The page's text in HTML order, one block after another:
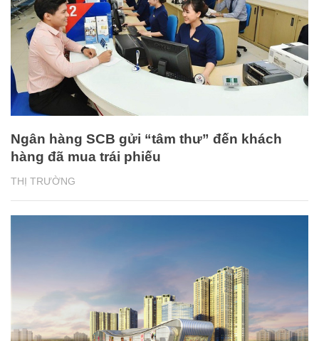
THỊ TRƯỜNG
Ngân hàng SCB gửi “tâm thư” đến khách
hàng đã mua trái phiếu